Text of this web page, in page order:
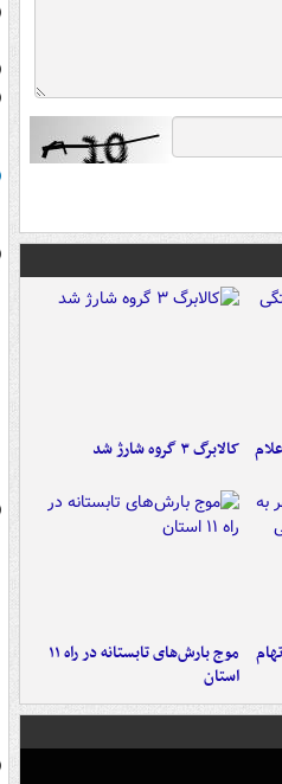
کالابرگ ۳ گروه شارژ شد
موج بارش‌های تابستانه در راه ۱۱
استان